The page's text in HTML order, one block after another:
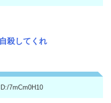
殺してくれ
ID:/7mCm0H10